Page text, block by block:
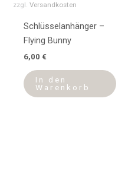
zzgl.Versandkosten
Schlüsselanhänger –
Flying Bunny
6,00 €
In den
Warenkorb